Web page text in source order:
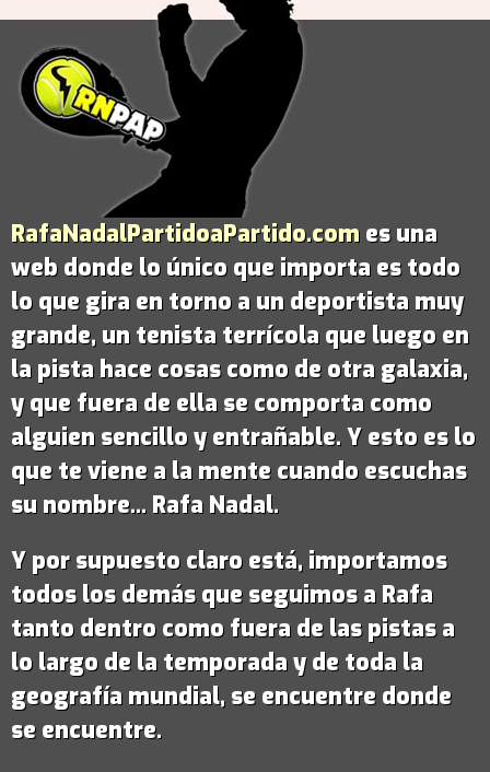
RafaNadalPartidoaPartido.com es una
web donde lo único que importa es todo
lo que gira en torno a un deportista muy
grande, un tenista terrícola que luego en
la pista hace cosas como de otra galaxia,
y que fuera de ella se comporta como
alguien sencillo y entrañable. Y esto es lo
que te viene a la mente cuando escuchas
su nombre... Rafa Nadal.
Y por supuesto claro está, importamos
todos los demás que seguimos a Rafa
tanto dentro como fuera de las pistas a
lo largo de la temporada y de toda la
geografía mundial, se encuentre donde
se encuentre.